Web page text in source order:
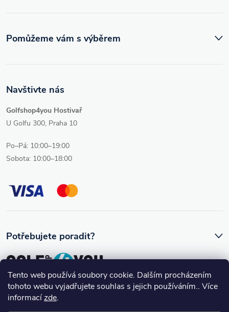
Tento web používá soubory cookie. Dalším procházením
tohoto webu vyjadřujete souhlas s jejich používáním.. Více
informacízde.
Navštivte nás
Golfshop4you Hostivař
U Golfu 300, Praha 10
Po–Pá: 10:00–19:00
Sobota: 10:00–18:00
Pomůžeme vám s výběrem
Potřebujete poradit?
Ozve se vám skutečný člověk, který golfovému vybavení rozumí.